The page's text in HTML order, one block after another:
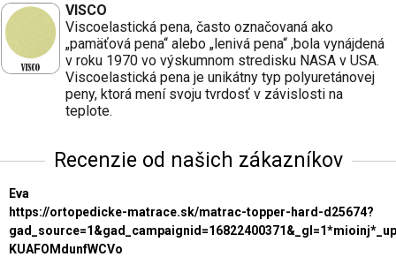
VISCO
Viscoelastická pena, často označovaná ako
„pamäťová pena“ alebo „lenivá pena“ ,bola vynájdená
v roku 1970 vo výskumnom stredisku NASA v USA.
Viscoelastická pena je unikátny typ polyuretánovej
peny, ktorá mení svoju tvrdosť v závislosti na
teplote.
Recenzie od našich zákazníkov
Eva
https://ortopedicke-matrace.sk/matrac-topper-hard-d25674?
KUAFOMdunfWCVo